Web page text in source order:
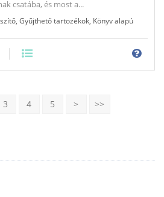
csatába, és most a...
Gyűjthető tartozékok Könyv alapú
3 4 5 > >>